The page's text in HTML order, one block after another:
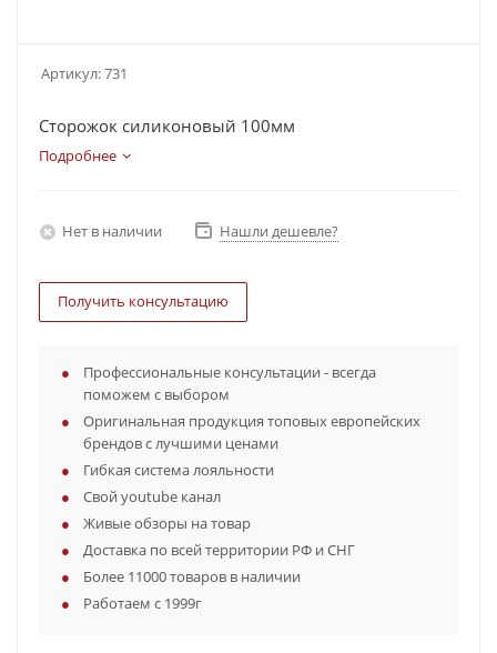
Артикул:731
Сторожок силиконовый 100мм
Подробнее
Нет в наличии Нашли дешевле?
Получить консультацию
Профессиональные консультации - всегда
поможем с выбором
Оригинальная продукция топовых европейских
брендов с лучшими ценами
Гибкая система лояльности
Свой youtube канал
Живые обзоры на товар
Доставка по всей территории РФ и СНГ
Более 11000 товаров в наличии
Работаем с 1999г